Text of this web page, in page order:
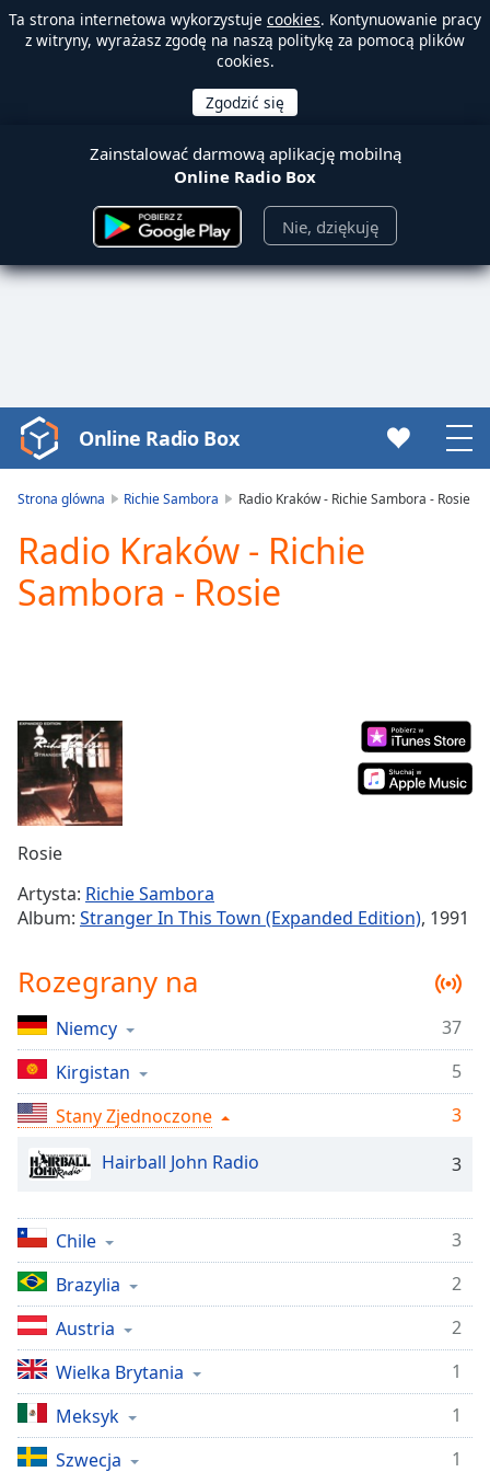
Ta strona internetowa wykorzystuje cookies. Kontynuowanie pracy
z witryny, wyrażasz zgodę na naszą politykę za pomocą plików
cookies.
Zainstalować darmową aplikację mobilną
Online Radio Box
Nie, dziękuję
Video
Player
Play
Video
Play
Current
Time0:00
Duration -:-
Loaded:
Stream
TypeLIVE
Seek to
live,
liveLIVE
Remaining
Time-
1x
Playback
Chapters
Chapters
Descriptions
descriptions
off,
selected
Subtitles
subtitles
settings,
Online Radio Box
Strona glówna Richie Sambora Radio Kraków - Richie Sambora - Rosie
Radio Kraków - Richie
Sambora - Rosie
Rosie
Artysta: Richie Sambora
Album: Stranger In This Town (Expanded Edition), 1991
Rozegrany na
Niemcy
37
Kirgistan
5
Stany Zjednoczone
3
Hairball John Radio
3
Chile
3
Brazylia
2
Austria
2
Wielka Brytania
1
Meksyk
1
Szwecja
1